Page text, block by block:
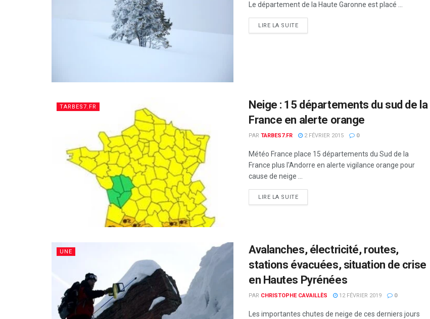
Le département de la Haute Garonne est placé ...
LIRE LA SUITEDETAILS
TARBES7.FR
Neige : 15 départements du sud de la
France en alerte orange
PAR TARBES7.FR 2 FÉVRIER 2015 0
Météo France place 15 départements du Sud de la
France plus l'Andorre en alerte vigilance orange pour
cause de neige ...
LIRE LA SUITEDETAILS
UNE
Avalanches, électricité, routes,
stations évacuées, situation de crise
en Hautes Pyrénées
PAR CHRISTOPHE CAVAILLÈS 12 FÉVRIER 2019 0
Les importantes chutes de neige de ces derniers jours